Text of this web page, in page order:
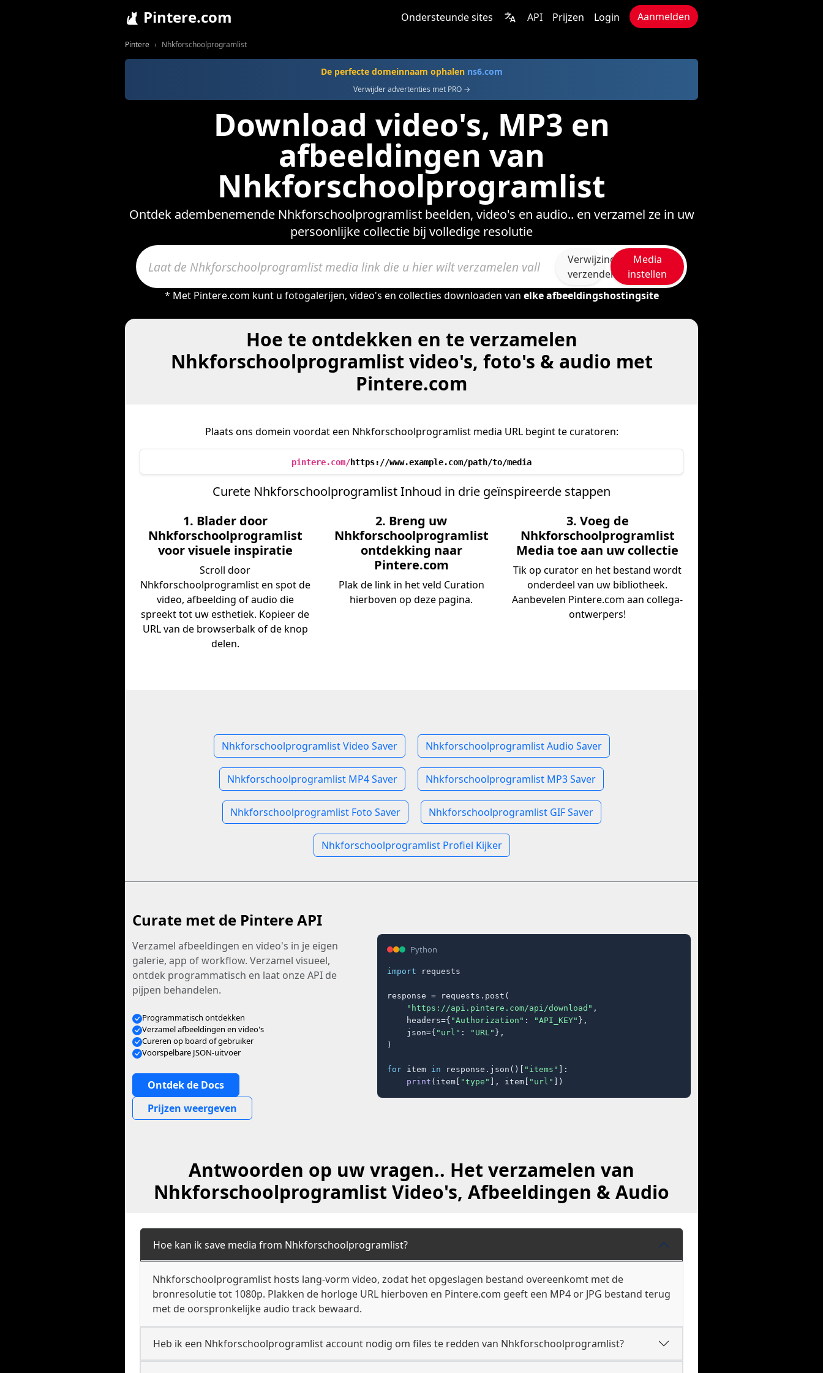
Pintere.com Ondersteunde sites API Prijzen Login Aanmelden
Pintere Nhkforschoolprogramlist
De perfecte domeinnaam ophalen ns6.com
Verwijder advertenties met PRO →
Download video's, MP3 en
afbeeldingen van
Nhkforschoolprogramlist
Ontdek adembenemende Nhkforschoolprogramlist beelden, video's en audio.. en verzamel ze in uw
persoonlijke collectie bij volledige resolutie
Verwijzing
verzenden
Media
instellen
* Met Pintere.com kunt u fotogalerijen, video's en collecties downloaden van elke afbeeldingshostingsite
Hoe te ontdekken en te verzamelen
Nhkforschoolprogramlist video's, foto's & audio met
Pintere.com
Plaats ons domein voordat een Nhkforschoolprogramlist media URL begint te curatoren:
pintere.com/https://www.example.com/path/to/media
Curete Nhkforschoolprogramlist Inhoud in drie geïnspireerde stappen
1. Blader door
Nhkforschoolprogramlist
voor visuele inspiratie
Scroll door
Nhkforschoolprogramlist en spot de
video, afbeelding of audio die
spreekt tot uw esthetiek. Kopieer de
URL van de browserbalk of de knop
delen.
2. Breng uw
Nhkforschoolprogramlist
ontdekking naar
Pintere.com
Plak de link in het veld Curation
hierboven op deze pagina.
3. Voeg de
Nhkforschoolprogramlist
Media toe aan uw collectie
Tik op curator en het bestand wordt
onderdeel van uw bibliotheek.
Aanbevelen Pintere.com aan collega-
ontwerpers!
Nhkforschoolprogramlist Video Saver Nhkforschoolprogramlist Audio Saver
Nhkforschoolprogramlist MP4 Saver Nhkforschoolprogramlist MP3 Saver
Nhkforschoolprogramlist Foto Saver Nhkforschoolprogramlist GIF Saver
Nhkforschoolprogramlist Profiel Kijker
Curate met de Pintere API
Verzamel afbeeldingen en video's in je eigen
galerie, app of workflow. Verzamel visueel,
ontdek programmatisch en laat onze API de
pijpen behandelen.
Programmatisch ontdekken
Verzamel afbeeldingen en video's
Cureren op board of gebruiker
Voorspelbare JSON-uitvoer
Ontdek de Docs
Prijzen weergeven
Python
import requests
response = requests.post(
"https://api.pintere.com/api/download" ,
    headers={
"Authorization" : "API_KEY" },
    json={
"url" : "URL" },
)
for item in response.json()[ "items" ]:
print (item[ "type" ], item[ "url" ])
Antwoorden op uw vragen.. Het verzamelen van
Nhkforschoolprogramlist Video's, Afbeeldingen & Audio
Hoe kan ik save media from Nhkforschoolprogramlist?
Nhkforschoolprogramlist hosts lang-vorm video, zodat het opgeslagen bestand overeenkomt met de
bronresolutie tot 1080p. Plakken de horloge URL hierboven en Pintere.com geeft een MP4 or JPG bestand terug
met de oorspronkelijke audio track bewaard.
Heb ik een Nhkforschoolprogramlist account nodig om files te redden van Nhkforschoolprogramlist?